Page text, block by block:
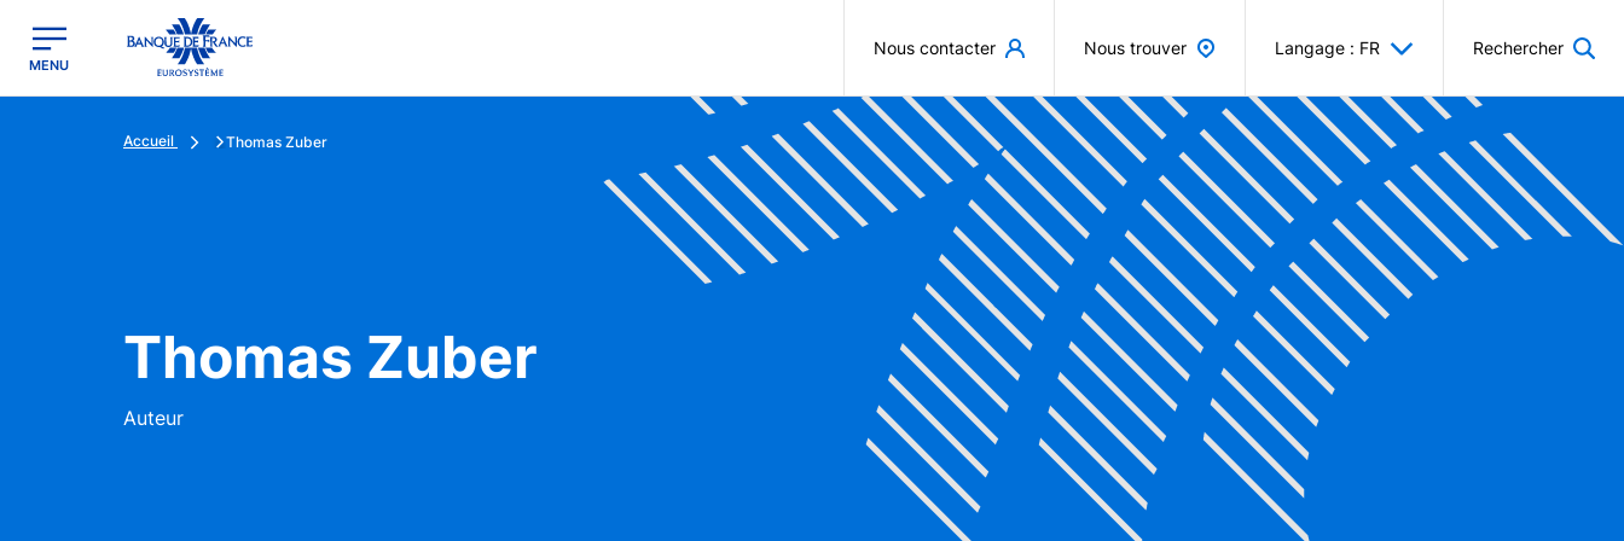
Banque de France - Menu Principal
MENU
Nous contacter Nous trouver Langage : FR Rechercher
Accueil Thomas Zuber
Thomas Zuber
Auteur